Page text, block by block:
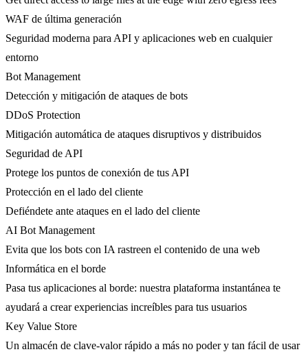
WAF de última generación
Seguridad moderna para API y aplicaciones web en cualquier
entorno
Bot Management
Detección y mitigación de ataques de bots
DDoS Protection
Mitigación automática de ataques disruptivos y distribuidos
Seguridad de API
Protege los puntos de conexión de tus API
Protección en el lado del cliente
Defiéndete ante ataques en el lado del cliente
AI Bot Management
Evita que los bots con IA rastreen el contenido de una web
Informática en el borde
Pasa tus aplicaciones al borde: nuestra plataforma instantánea te
ayudará a crear experiencias increíbles para tus usuarios
Key Value Store
Un almacén de clave-valor rápido a más no poder y tan fácil de usar